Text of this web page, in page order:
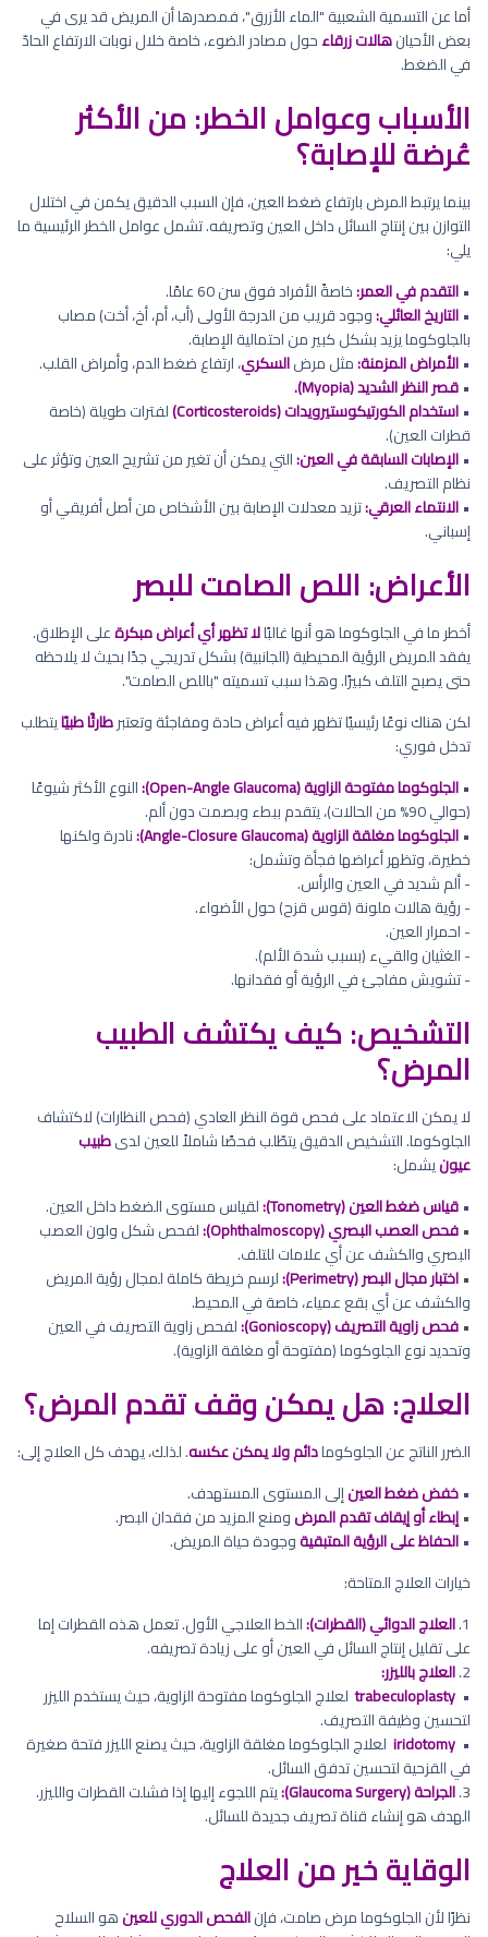
أما عن التسمية الشعبية "الماء الأزرق"، فمصدرها أن المريض قد يرى في
بعض الأحيانهالات زرقاءحول مصادر الضوء، خاصة خلال نوبات الارتفاع الحادّ
في الضغط.
الأسباب وعوامل الخطر: من الأكثر
عُرضة للإصابة؟
بينما يرتبط المرض بارتفاع ضغط العين، فإن السبب الدقيق يكمن في اختلال
التوازن بين إنتاج السائل داخل العين وتصريفه. تشمل عوامل الخطر الرئيسية ما
يلي:
•التقدم في العمر:خاصةً الأفراد فوق سن 60 عامًا.
•التاريخ العائلي:وجود قريب من الدرجة الأولى (أب، أم، أخ، أخت) مصاب
بالجلوكوما يزيد بشكل كبير من احتمالية الإصابة.
•الأمراض المزمنة:مثل مرضالسكري، ارتفاع ضغط الدم، وأمراض القلب.
•قصر النظر الشديد (Myopia).
•استخدام الكورتيكوستيرويدات (Corticosteroids)
لفترات طويلة (خاصة
قطرات العين).
•الإصابات السابقة في العين:التي يمكن أن تغير من تشريح العين وتؤثر على
نظام التصريف.
•الانتماء العرقي:تزيد معدلات الإصابة بين الأشخاص من أصل أفريقي أو
إسباني.
الأعراض: اللص الصامت للبصر
أخطر ما في الجلوكوما هو أنها غالبًالا تظهر أي أعراض مبكرةعلى الإطلاق.
يفقد المريض الرؤية المحيطية (الجانبية) بشكل تدريجي جدًا بحيث لا يلاحظه
حتى يصبح التلف كبيرًا. وهذا سبب تسميته "باللص الصامت".
لكن هناك نوعًا رئيسيًا تظهر فيه أعراض حادة ومفاجئة وتعتبرطارئًا طبيًايتطلب
تدخل فوري:
•الجلوكوما مفتوحة الزاوية (Open-Angle Glaucoma):
النوع الأكثر شيوعًا
(حوالي 90% من الحالات)، يتقدم ببطء وبصمت دون ألم.
•الجلوكوما مغلقة الزاوية (Angle-Closure Glaucoma):
نادرة ولكنها
خطيرة، وتظهر أعراضها فجأة وتشمل:
- ألم شديد في العين والرأس.
- رؤية هالات ملونة (قوس قزح) حول الأضواء.
- احمرار العين.
- الغثيان والقيء (بسبب شدة الألم).
- تشويش مفاجئ في الرؤية أو فقدانها.
التشخيص: كيف يكتشف الطبيب
المرض؟
لا يمكن الاعتماد على فحص قوة النظر العادي (فحص النظارات) لاكتشاف
الجلوكوما. التشخيص الدقيق يتطّلب فحصًا شاملاً للعين لدىطبيب
عيونيشمل:
•قياس ضغط العين (Tonometry):
لقياس مستوى الضغط داخل العين.
•فحص العصب البصري (Ophthalmoscopy):
لفحص شكل ولون العصب
البصري والكشف عن أي علامات للتلف.
•اختبار مجال البصر (Perimetry):
لرسم خريطة كاملة لمجال رؤية المريض
والكشف عن أي بقع عمياء، خاصة في المحيط.
•فحص زاوية التصريف (Gonioscopy):
لفحص زاوية التصريف في العين
وتحديد نوع الجلوكوما (مفتوحة أو مغلقة الزاوية).
العلاج: هل يمكن وقف تقدم المرض؟
الضرر الناتج عن الجلوكومادائم ولا يمكن عكسه. لذلك، يهدف كل العلاج إلى:
•خفض ضغط العينإلى المستوى المستهدف.
•إبطاء أو إيقاف تقدم المرضومنع المزيد من فقدان البصر.
•الحفاظ على الرؤية المتبقيةوجودة حياة المريض.
خيارات العلاج المتاحة:
1. العلاج الدوائي (القطرات):الخط العلاجي الأول. تعمل هذه القطرات إما
على تقليل إنتاج السائل في العين أو على زيادة تصريفه.
2. العلاج بالليزر:
•
trabeculoplastyلعلاج الجلوكوما مفتوحة الزاوية، حيث يستخدم الليزر
لتحسين وظيفة التصريف.
•
iridotomy لعلاج الجلوكوما مغلقة الزاوية، حيث يصنع الليزر فتحة صغيرة
في القزحية لتحسين تدفق السائل.
3. الجراحة (Glaucoma Surgery):
يتم اللجوء إليها إذا فشلت القطرات والليزر.
الهدف هو إنشاء قناة تصريف جديدة للسائل.
الوقاية خير من العلاج
نظرًا لأن الجلوكوما مرض صامت، فإنالفحص الدوري للعينهو السلاح